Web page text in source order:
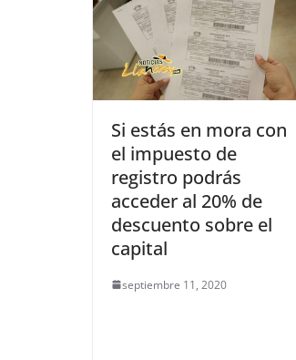
Si estás en mora con
el impuesto de
registro podrás
acceder al 20% de
descuento sobre el
capital
septiembre 11, 2020